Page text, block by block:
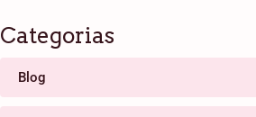
Categorias
Blog